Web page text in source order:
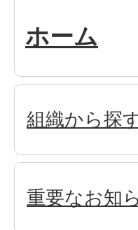
ホーム
組織から探
重要なお知